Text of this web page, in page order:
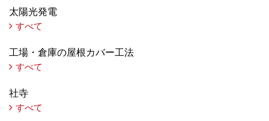
太陽光発電
すべて
工場・倉庫の屋根カバー工法
すべて
社寺
すべて